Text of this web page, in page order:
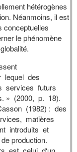
hétérogènes
Néanmoins, il est
conceptuelles
le phénomène
lequel des
services futurs
» (2000, p. 18).
(1982) : des
matières
introduits et
production.